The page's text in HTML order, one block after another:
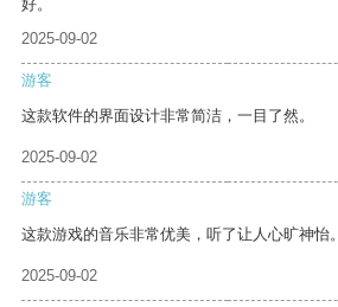
好。
2025-09-02
游客
这款软件的界面设计非常简洁，一目了然。
2025-09-02
游客
这款游戏的音乐非常优美，听了让人心旷神怡。
2025-09-02